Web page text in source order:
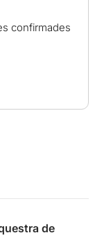
confirmades
de